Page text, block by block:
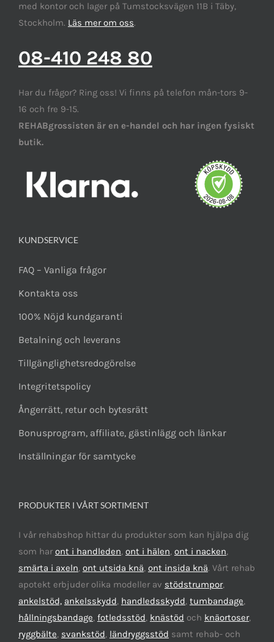
med kontor och lager på Tumstocksvägen 11B i Täby,
Stockholm. Läs mer om oss.
08-410 248 80
Har du frågor? Ring oss! Vi finns på telefon mån-tors 9-
16 och fre 9-15.
REHABgrossisten är en e-handel och har ingen fysiskt
butik.
KUNDSERVICE
FAQ – Vanliga frågor
Kontakta oss
100% Nöjd kundgaranti
Betalning och leverans
Tillgänglighetsredogörelse
Integritetspolicy
Ångerrätt, retur och bytesrätt
Bonusprogram, affiliate, gästinlägg och länkar
Inställningar för samtycke
PRODUKTER I VÅRT SORTIMENT
I vår rehabshop hittar du produkter som kan hjälpa dig
som haront i handleden, ont i hälen, ont i nacken,
smärta i axeln, ont utsida knä, ont insida knä. Vårt rehab
apotekt erbjuder olika modeller av stödstrumpor,
ankelstöd, ankelsskydd, handledsskydd, tumbandage,
hållningsbandage, fotledsstöd, knästöd och knäortoser,
ryggbälte, svankstöd, ländryggsstöd samt rehab- och